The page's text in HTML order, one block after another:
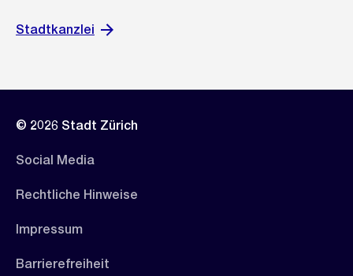
Stadtkanzlei
© 2026 Stadt Zürich
Social Media
Rechtliche Hinweise
Impressum
Barrierefreiheit